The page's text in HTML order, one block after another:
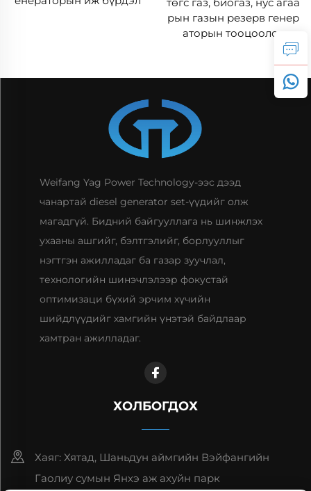
рын газын резерв генер
аторын тооцоолол
Weifang Yag Power Technology-ээс дээд
чанартай diesel generator set-үүдийг олж
магадгүй. Бидний байгууллага нь шинжлэх
ухааны ашгийг, бэлтгэлийг, борлууллыг
нэгтгэн ажилладаг ба газар зуучлал,
технологийн шинэчлэлээр фокустай
оптимизаци бүхий эрчим хүчийн
шийдлүүдийг хамгийн үнэтэй байдлаар
хамтран ажилладаг.
ХОЛБОГДОХ
Хаяг: Хятад, Шаньдун аймгийн Вэйфангийн
Гаолиу сумын Янхэ аж ахуйн парк